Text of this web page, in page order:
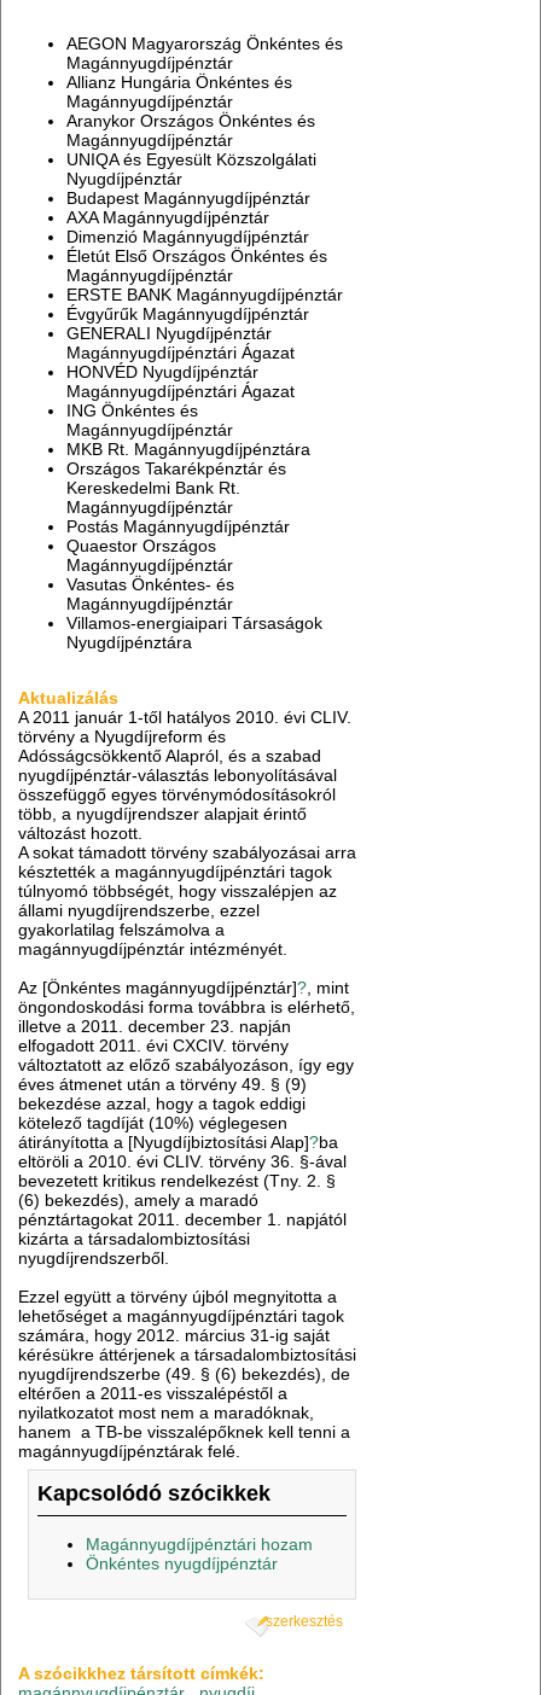
AEGON Magyarország Önkéntes és
Magánnyugdíjpénztár
Allianz Hungária Önkéntes és
Magánnyugdíjpénztár
Aranykor Országos Önkéntes és
Magánnyugdíjpénztár
UNIQA és Egyesült Közszolgálati
Nyugdíjpénztár
Budapest Magánnyugdíjpénztár
AXA Magánnyugdíjpénztár
Dimenzió Magánnyugdíjpénztár
Életút Első Országos Önkéntes és
Magánnyugdíjpénztár
ERSTE BANK Magánnyugdíjpénztár
Évgyűrűk Magánnyugdíjpénztár
GENERALI Nyugdíjpénztár
Magánnyugdíjpénztári Ágazat
HONVÉD Nyugdíjpénztár
Magánnyugdíjpénztári Ágazat
ING Önkéntes és
Magánnyugdíjpénztár
MKB Rt. Magánnyugdíjpénztára
Országos Takarékpénztár és
Kereskedelmi Bank Rt.
Magánnyugdíjpénztár
Postás Magánnyugdíjpénztár
Quaestor Országos
Magánnyugdíjpénztár
Vasutas Önkéntes- és
Magánnyugdíjpénztár
Villamos-energiaipari Társaságok
Nyugdíjpénztára
Aktualizálás
A 2011 január 1-től hatályos 2010. évi CLIV.
törvény a Nyugdíjreform és
Adósságcsökkentő Alapról, és a szabad
nyugdíjpénztár-választás lebonyolításával
összefüggő egyes törvénymódosításokról
több, a nyugdíjrendszer alapjait érintő
változást hozott.
A sokat támadott törvény szabályozásai arra
késztették a magánnyugdíjpénztári tagok
túlnyomó többségét, hogy visszalépjen az
állami nyugdíjrendszerbe, ezzel
gyakorlatilag felszámolva a
magánnyugdíjpénztár intézményét.
Az [Önkéntes magánnyugdíjpénztár]? , mint
öngondoskodási forma továbbra is elérhető,
illetve a 2011. december 23. napján
elfogadott 2011. évi CXCIV. törvény
változtatott az előző szabályozáson, így egy
éves átmenet után a törvény 49. § (9)
bekezdése azzal, hogy a tagok eddigi
kötelező tagdíját (10%) véglegesen
átirányította a [Nyugdíjbiztosítási Alap]?ba
eltöröli a 2010. évi CLIV. törvény 36. §-ával
bevezetett kritikus rendelkezést (Tny. 2. §
(6) bekezdés), amely a maradó
pénztártagokat 2011. december 1. napjától
kizárta a társadalombiztosítási
nyugdíjrendszerből.
Ezzel együtt a törvény újból megnyitotta a
lehetőséget a magánnyugdíjpénztári tagok
számára, hogy 2012. március 31-ig saját
kérésükre áttérjenek a társadalombiztosítási
nyugdíjrendszerbe (49. § (6) bekezdés), de
eltérően a 2011-es visszalépéstől a
nyilatkozatot most nem a maradóknak,
hanem a TB-be visszalépőknek kell tenni a
magánnyugdíjpénztárak felé.
Kapcsolódó szócikkek
Magánnyugdíjpénztári hozam
Önkéntes nyugdíjpénztár
szerkesztés
A szócikkhez társított címkék: